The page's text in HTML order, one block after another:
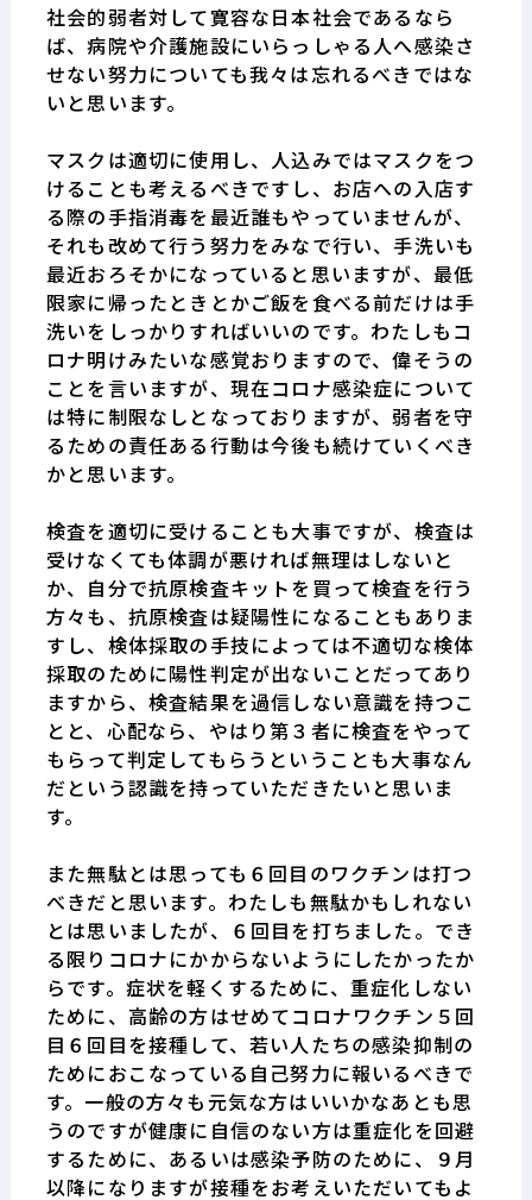
社会的弱者対して寛容な日本社会であるなら
ば、病院や介護施設にいらっしゃる人へ感染さ
せない努力についても我々は忘れるべきではな
いと思います。
マスクは適切に使用し、人込みではマスクをつ
けることも考えるべきですし、お店への入店す
る際の手指消毒を最近誰もやっていませんが、
それも改めて行う努力をみなで行い、手洗いも
最近おろそかになっていると思いますが、最低
限家に帰ったときとかご飯を食べる前だけは手
洗いをしっかりすればいいのです。わたしもコ
ロナ明けみたいな感覚おりますので、偉そうの
ことを言いますが、現在コロナ感染症について
は特に制限なしとなっておりますが、弱者を守
るための責任ある行動は今後も続けていくべき
かと思います。
検査を適切に受けることも大事ですが、検査は
受けなくても体調が悪ければ無理はしないと
か、自分で抗原検査キットを買って検査を行う
方々も、抗原検査は疑陽性になることもありま
すし、検体採取の手技によっては不適切な検体
採取のために陽性判定が出ないことだってあり
ますから、検査結果を過信しない意識を持つこ
とと、心配なら、やはり第３者に検査をやって
もらって判定してもらうということも大事なん
だという認識を持っていただきたいと思いま
す。
また無駄とは思っても６回目のワクチンは打つ
べきだと思います。わたしも無駄かもしれない
とは思いましたが、６回目を打ちました。でき
る限りコロナにかからないようにしたかったか
らです。症状を軽くするために、重症化しない
ために、高齢の方はせめてコロナワクチン５回
目６回目を接種して、若い人たちの感染抑制の
ためにおこなっている自己努力に報いるべきで
す。一般の方々も元気な方はいいかなあとも思
うのですが健康に自信のない方は重症化を回避
するために、あるいは感染予防のために、９月
以降になりますが接種をお考えいただいてもよ